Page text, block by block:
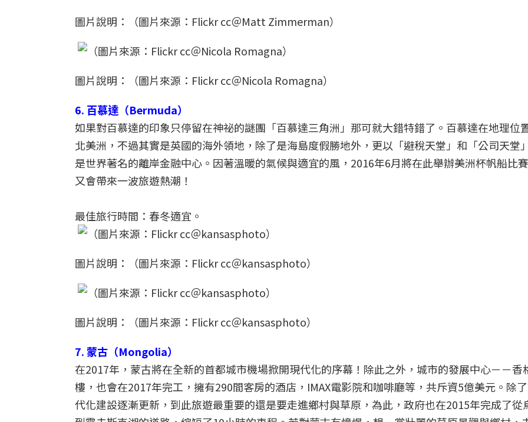
圖片說明：（圖片來源：Flickr cc＠Matt Zimmerman）
圖片說明：（圖片來源：Flickr cc＠Nicola Romagna）
6. 百慕達（Bermuda）
如果對百慕達的印象只停留在神祕的謎團「百慕達三角洲」那可就大錯特錯了。百慕達在地理位
北美洲，不過其實是英國的海外領地，除了是海島度假勝地外，更以「避稅天堂」和「公司天堂
是世界著名的離岸金融中心。因著溫暖的氣候與適宜的風，2016年6月將在此舉辦美洲杯帆船比
又會帶來一波旅遊熱潮！
最佳旅行時間：春冬適宜。
圖片說明：（圖片來源：Flickr cc＠kansasphoto）
圖片說明：（圖片來源：Flickr cc＠kansasphoto）
7. 蒙古（Mongolia）
在2017年，蒙古將在全新的首都城市機場掀開現代化的序幕！除此之外，城市的發展中心－－香
樓，也會在2017年完工，擁有290間客房的酒店，IMAX電影院和咖啡廳等，共斥資5億美元。除
代化建設逐漸更新，到此旅遊最重要的還是要走進鄉村與草原，為此，政府也在2015年完成了從